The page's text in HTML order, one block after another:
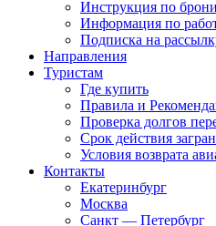
Инструкция по
Информация по
Подписка на
Направления
Туристам
Где купить
Правила и
Проверка долгов
Срок действия
Условия возврата
Контакты
Екатеринбург
Москва
Санкт — Петербург